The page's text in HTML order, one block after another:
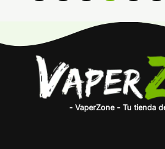
- VaperZone - Tu tienda